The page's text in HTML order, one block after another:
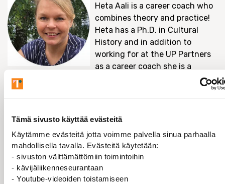
Tämä sivusto käyttää evästeitä
Käytämme evästeitä jotta voimme palvella sinua parhaalla
mahdollisella tavalla. Evästeitä käytetään:
- sivuston välttämättömiin toimintoihin
- kävijäliikenneseurantaan
- Youtube-videoiden toistamiseen
Heta Aali is a career coach who
combines theory and practice!
Heta has a Ph.D. in Cultural
History and in addition to
working for at the UP Partners
as a career coach she is a
researcher at the University of Turku. She is
specialised in helping people with academic
and outside academia. Yet, as a career coach Heta
desires to help everyone who needs help planning their
next career move regardless of their educational
background. Due to her extensive travels she is able to
coach also in English and French.